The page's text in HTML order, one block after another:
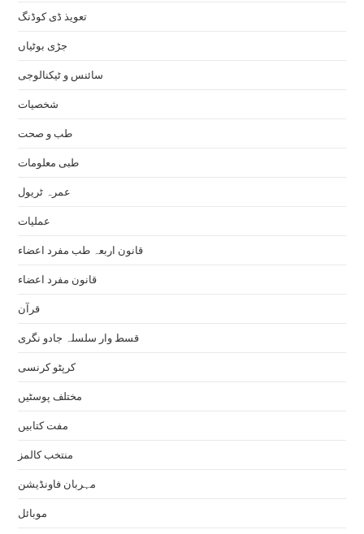
تعویذ ڈی کوڈنگ
جڑی بوٹیاں
سائنس و ٹیکنالوجی
شخصیات
طب و صحت
طبی معلومات
عمرہ ٹریول
عملیات
قانون اربعہ طب مفرد اعضاء
قانون مفرد اعضاء
قرآن
قسط وار سلسلہ جادو نگری
کرپٹو کرنسی
مختلف پوسٹیں
مفت کتابیں
منتخب کالمز
مہربان فاونڈیشن
موبائل